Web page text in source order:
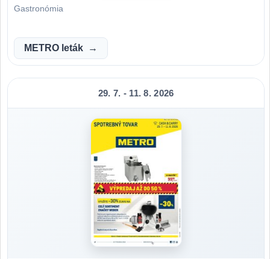
Gastronómia
METRO leták
29. 7. - 11. 8. 2026